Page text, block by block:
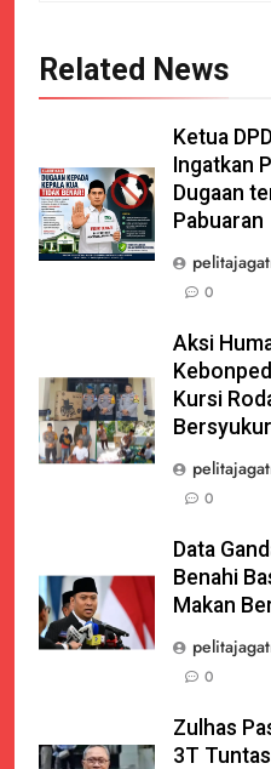
Related News
Ketua
Ingatkan
Dugaan
Pabuaran
0
Aksi
Kursi
Bersyukur
0
Data
Benahi
Makan
0
Zulhas
3T